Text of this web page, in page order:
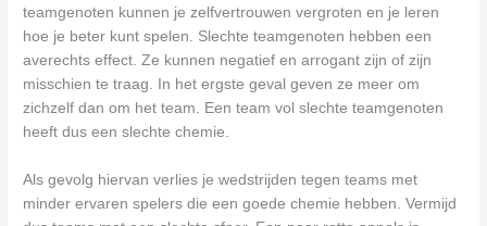
teamgenoten kunnen je zelfvertrouwen vergroten en je leren
hoe je beter kunt spelen. Slechte teamgenoten hebben een
averechts effect. Ze kunnen negatief en arrogant zijn of zijn
misschien te traag. In het ergste geval geven ze meer om
zichzelf dan om het team. Een team vol slechte teamgenoten
heeft dus een slechte chemie.
Als gevolg hiervan verlies je wedstrijden tegen teams met
minder ervaren spelers die een goede chemie hebben. Vermijd